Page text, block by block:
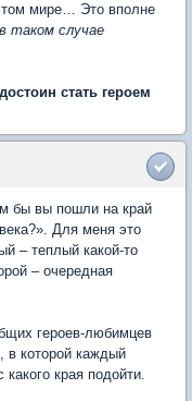
мире… Это вполне
таком случае
стать героем
бы вы пошли на край
Для меня это
– теплый какой-то
– очередная
героев-любимцев
которой каждый
какого края подойти.